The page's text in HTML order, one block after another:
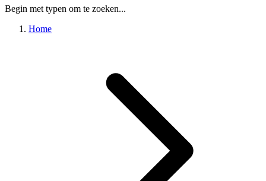
Begin met typen om te zoeken...
Home